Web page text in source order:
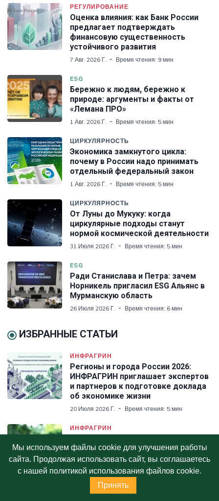
РЕГУЛИРОВАНИЕ
Оценка влияния: как Банк России
предлагает подтверждать
финансовую существенность
устойчивого развития
7 Авг. 2026 Г. Время чтения: 9 мин
ESG
Бережно к людям, бережно к
природе: аргументы и факты от
«Лемана ПРО»
1 Авг. 2026 Г. Время чтения: 5 мин
ЦИРКУЛЯРНОСТЬ
Экономика замкнутого цикла:
почему в России надо принимать
отдельный федеральный закон
1 Авг. 2026 Г. Время чтения: 5 мин
ЦИРКУЛЯРНОСТЬ
От Луны до Мукуку: когда
циркулярные подходы станут
нормой космической деятельности
31 Июля 2026 Г. Время чтения: 5 мин
ESG
Ради Станислава и Петра: зачем
Норникель пригласил ESG Альянс в
Мурманскую область
26 Июля 2026 Г. Время чтения: 6 мин
ИЗБРАННЫЕ СТАТЬИ
ИНФРАГРИН
Регионы и города России 2026:
ИНФРАГРИН приглашает экспертов
и партнеров к подготовке доклада
об экономике жизни
20 Июля 2026 Г. Время чтения: 5 мин
ИНФРАГРИН
трансформации регионов России
2026: ИНФРАГРИН публикует
обновления методики
19 Июля 2026 Г.
Мы используем файлы cookie для улучшения работы
сайта. Продолжая использовать сайт, вы соглашаетесь
с нашей политикой использования файлов cookie.
Принять